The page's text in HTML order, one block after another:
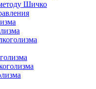
Шичко